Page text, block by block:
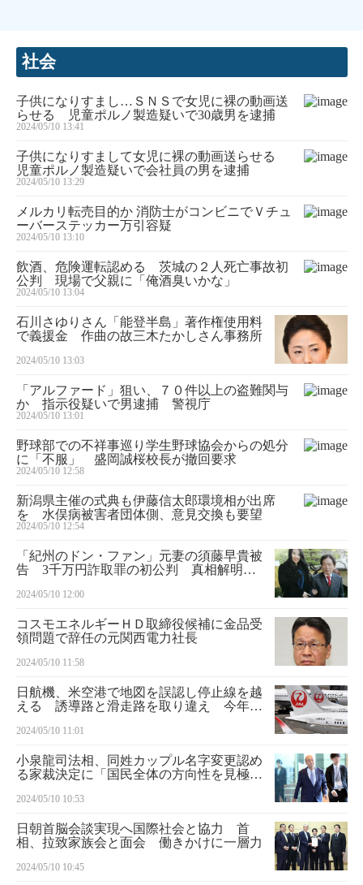
社会
子供になりすまし…ＳＮＳで女児に裸の動画送
らせる 児童ポルノ製造疑いで30歳男を逮捕
2024/05/10 13:41
子供になりすまして女児に裸の動画送らせる
児童ポルノ製造疑いで会社員の男を逮捕
2024/05/10 13:29
メルカリ転売目的か 消防士がコンビニでＶチュ
ーバーステッカー万引容疑
2024/05/10 13:10
飲酒、危険運転認める 茨城の２人死亡事故初
公判 現場で父親に「俺酒臭いかな」
2024/05/10 13:04
石川さゆりさん「能登半島」著作権使用料
で義援金 作曲の故三木たかしさん事務所
2024/05/10 13:03
「アルファード」狙い、７０件以上の盗難関与
か 指示役疑いで男逮捕 警視庁
2024/05/10 13:01
野球部での不祥事巡り学生野球協会からの処分
に「不服」 盛岡誠桜校長が撤回要求
2024/05/10 12:58
新潟県主催の式典も伊藤信太郎環境相が出席
を 水俣病被害者団体側、意見交換も要望
2024/05/10 12:54
「紀州のドン・ファン」元妻の須藤早貴被
告 3千万円詐取罪の初公判 真相解明な
2024/05/10 12:00
コスモエネルギーＨＤ取締役候補に金品受
領問題で辞任の元関西電力社長
2024/05/10 11:58
日航機、米空港で地図を誤認し停止線を越
える 誘導路と滑走路を取り違え 今年２
2024/05/10 11:01
小泉龍司法相、同姓カップル名字変更認め
る家裁決定に「国民全体の方向性を見極め
2024/05/10 10:53
日朝首脳会談実現へ国際社会と協力 首
相、拉致家族会と面会 働きかけに一層力
2024/05/10 10:45